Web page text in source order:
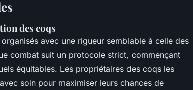
des coqs
avec une rigueur semblable à celle des
combat suit un protocole strict, commençant
équitables. Les propriétaires des coqs les
soin pour maximiser leurs chances de